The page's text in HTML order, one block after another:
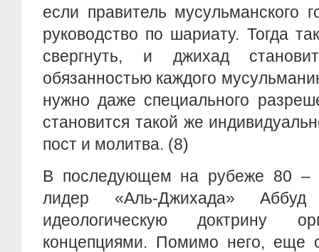
если правитель мусульманского
руководство по шариату. Тогда
свергнуть, и джихад
обязанностью каждого
нужно даже специального
становится такой же
пост и молитва. (8)
В последующем на рубеже 80 –
лидер «Аль-Джихада»
идеологическую доктрину
концепциями. Помимо него, еще